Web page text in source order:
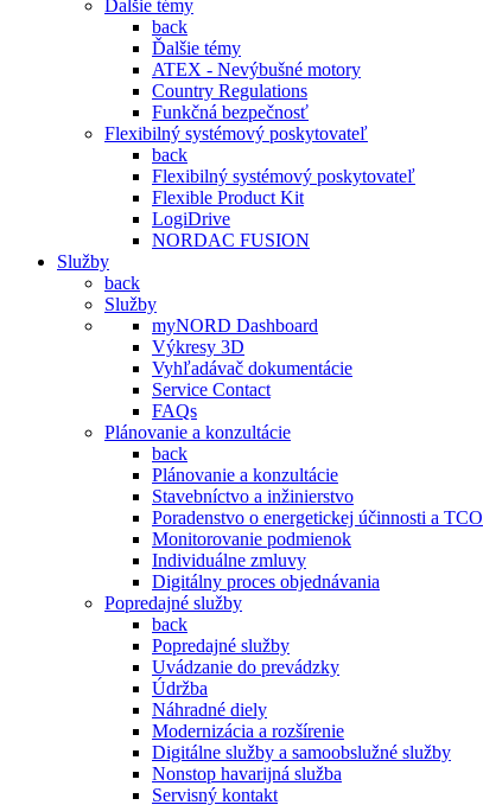
Ďalšie témy
back
Ďalšie témy
ATEX - Nevýbušné motory
Country Regulations
Funkčná bezpečnosť
Flexibilný systémový poskytovateľ
back
Flexibilný systémový poskytovateľ
Flexible Product Kit
LogiDrive
NORDAC FUSION
Služby
back
Služby
myNORD Dashboard
Výkresy 3D
Vyhľadávač dokumentácie
Service Contact
FAQs
Plánovanie a konzultácie
back
Plánovanie a konzultácie
Stavebníctvo a inžinierstvo
Poradenstvo o energetickej účinnosti a TCO
Monitorovanie podmienok
Individuálne zmluvy
Digitálny proces objednávania
Popredajné služby
back
Popredajné služby
Uvádzanie do prevádzky
Údržba
Náhradné diely
Modernizácia a rozšírenie
Digitálne služby a samoobslužné služby
Nonstop havarijná služba
Servisný kontakt